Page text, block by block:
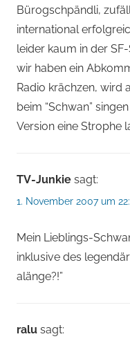
Bürogschpändli,
international
leider kaum in der
wir haben ein
Radio krächzen, wird
beim “Schwan”
Version eine Strophe
TV-Junkie sagt:
1. November 2007 um
Mein Lieblings-
inklusive des
alänge?!”
ralu sagt: